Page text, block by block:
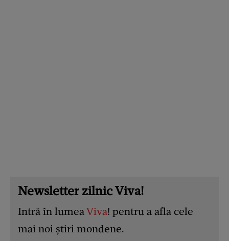
Newsletter zilnic Viva!
Intră în lumeaViva! pentru a afla cele
mai noi știri mondene.